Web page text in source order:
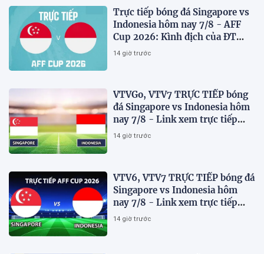
Trực tiếp bóng đá Singapore vs
Indonesia hôm nay 7/8 - AFF
Cup 2026: Kình địch của ĐT
Việt Nam thua đau?
14 giờ trước
VTVGo, VTV7 TRỰC TIẾP bóng
đá Singapore vs Indonesia hôm
nay 7/8 - Link xem trực tiếp
AFF Cup 2026 mới nhất
14 giờ trước
VTV6, VTV7 TRỰC TIẾP bóng đá
Singapore vs Indonesia hôm
nay 7/8 - Link xem trực tiếp
AFF Cup 2026 mới nhất
14 giờ trước